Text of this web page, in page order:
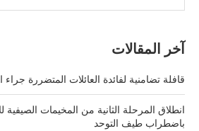
آخر المقالات
قافلة تضامنية لفائدة العائلات المتضررة
انطلاق المرحلة الثانية من المخيمات الصيفية
باضطراب طيف التوحد